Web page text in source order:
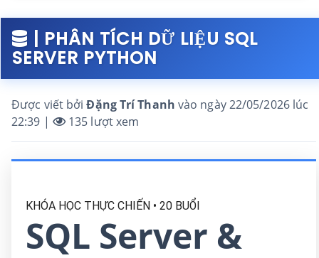
| PHÂN TÍCH DỮ LIỆU SQL
SERVER PYTHON
Được viết bởiĐặng Trí Thanh vào ngày 22/05/2026 lúc
22:39 |
135 lượt xem